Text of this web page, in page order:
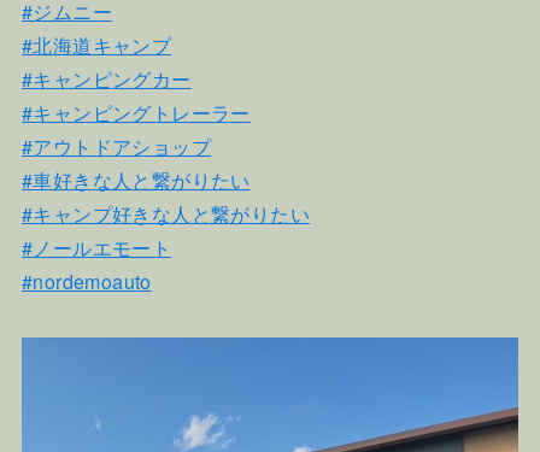
#ジムニー
#北海道キャンプ
#キャンピングカー
#キャンピングトレーラー
#アウトドアショップ
#車好きな人と繋がりたい
#キャンプ好きな人と繋がりたい
#ノールエモート
#nordemoauto